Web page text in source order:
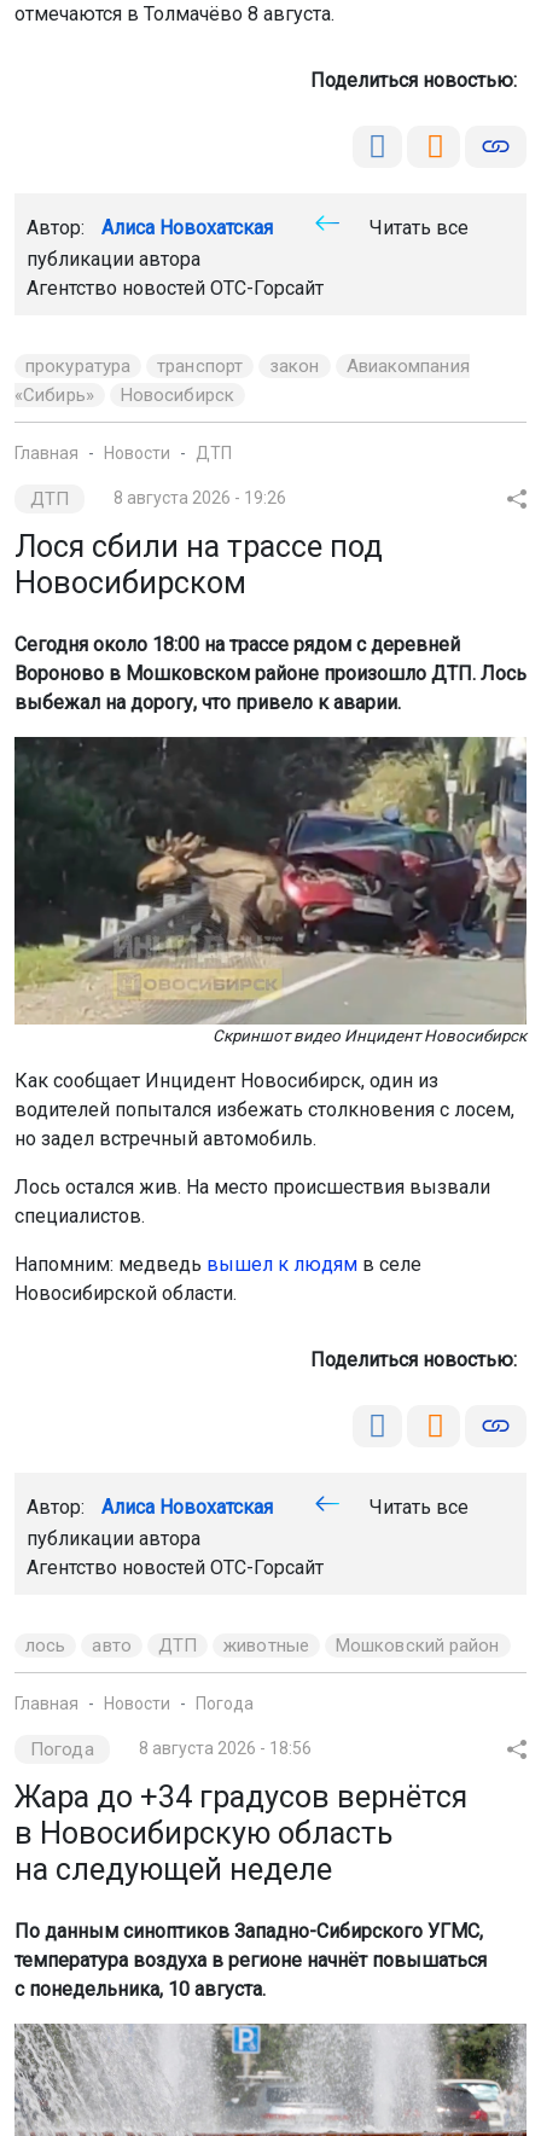
отмечаются в Толмачёво 8 августа.
Поделиться новостью:
Автор: Алиса Новохатская
Читать все
публикации автора
Агентство новостей ОТС-Горсайт
прокуратура транспорт закон
Авиакомпания
«Сибирь»
Новосибирск
Главная Новости ДТП
ДТП 8 августа 2026 - 19:26
Лося сбили на трассе под
Новосибирском
Сегодня около 18:00 на трассе рядом с деревней
Вороново в Мошковском районе произошло ДТП. Лось
выбежал на дорогу, что привело к аварии.
Скриншот видео Инцидент Новосибирск
Как сообщает Инцидент Новосибирск, один из
водителей попытался избежать столкновения с лосем,
но задел встречный автомобиль.
Лось остался жив. На место происшествия вызвали
специалистов.
Напомним: медведь вышел к людям в селе
Новосибирской области.
Поделиться новостью:
Автор: Алиса Новохатская
Читать все
публикации автора
Агентство новостей ОТС-Горсайт
лось авто ДТП животные Мошковский район
Главная Новости Погода
Погода 8 августа 2026 - 18:56
Жара до +34 градусов вернётся
в Новосибирскую область
на следующей неделе
По данным синоптиков Западно-Сибирского УГМС,
температура воздуха в регионе начнёт повышаться
с понедельника, 10 августа.